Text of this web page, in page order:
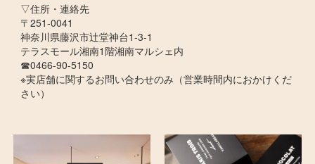
▽住所・連絡先
〒251-0041
神奈川県藤沢市辻堂神台1-3-1
テラスモール湘南1階湘南マルシェ内
☎0466-90-5150
※実店舗に関するお問い合わせのみ（営業時間内におかけくだ
さい）